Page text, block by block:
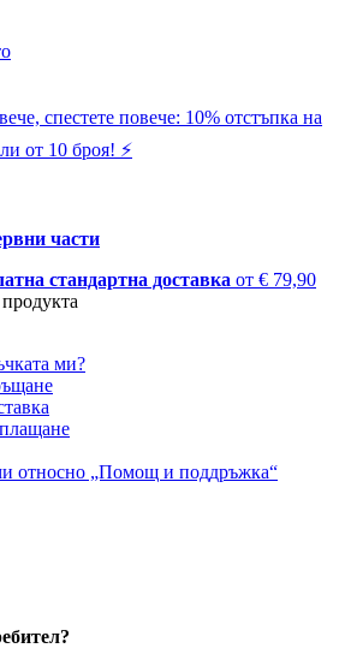
спестете повече: 10% отстъпка на
от 10 броя! ⚡️
части
стандартна доставка от € 79,90
ми?
относно „Помощ и поддръжка“